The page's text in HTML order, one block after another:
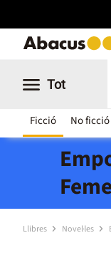
Tot
Ficció No ficció
Llibres Novel·les